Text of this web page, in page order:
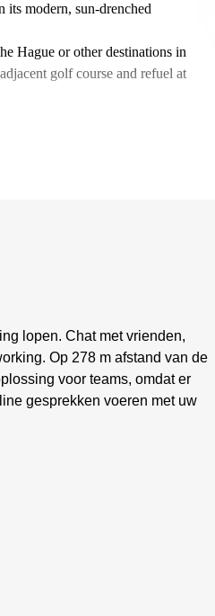
modern, sun-drenched
Hague or other destinations in
golf course and refuel at
lopen. Chat met vrienden,
Op 278 m afstand van de
voor teams, omdat er
gesprekken voeren met uw